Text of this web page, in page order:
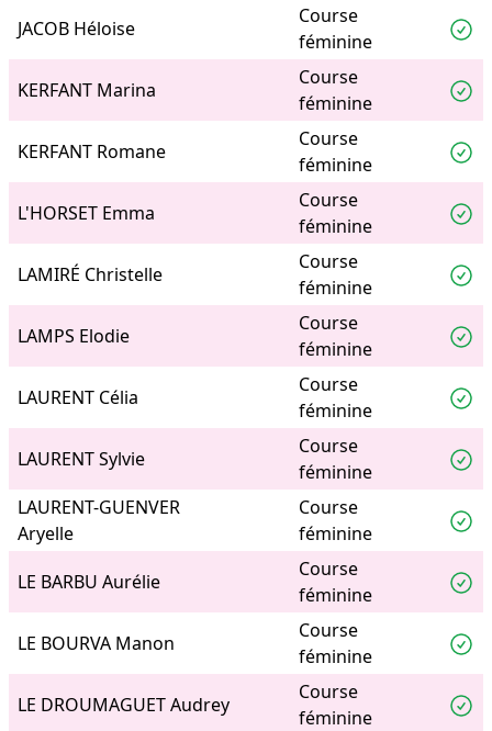
JACOB Héloise
Course
féminine
KERFANT Marina
Course
féminine
KERFANT Romane
Course
féminine
L'HORSET Emma
Course
féminine
LAMIRÉ Christelle
Course
féminine
LAMPS Elodie
Course
féminine
LAURENT Célia
Course
féminine
LAURENT Sylvie
Course
féminine
LAURENT-GUENVER
Aryelle
Course
féminine
LE BARBU Aurélie
Course
féminine
LE BOURVA Manon
Course
féminine
LE DROUMAGUET Audrey
Course
féminine